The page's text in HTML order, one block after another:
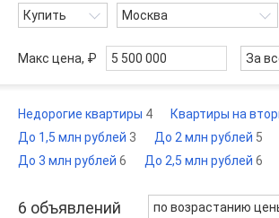
Купить Москва
Макс цена, ₽ За
Недорогие квартиры 4 Квартиры на
До 1,5 млн рублей 3 До 2 млн рублей 5
До 3 млн рублей 6 До 2,5 млн рублей 6
6 объявлений по возрастанию